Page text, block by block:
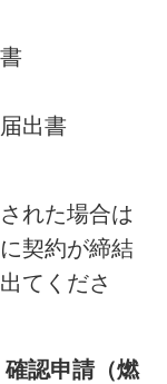
出書
れた場合は
契約が締結
てくださ
認申請（燃